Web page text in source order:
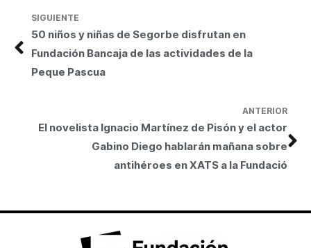
ANTERIOR
El novelista Ignacio Martínez de Pisón y el actor
Gabino Diego hablarán mañana sobre
antihéroes en XATS a la Fundació
SIGUIENTE
50 niños y niñas de Segorbe disfrutan en
Fundación Bancaja de las actividades de la
Peque Pascua